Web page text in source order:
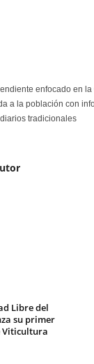
enfocado en
a la población con
tradicionales
Libre del
su primer
Viticultura